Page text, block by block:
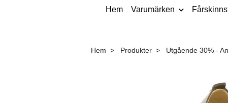
Hem Varumärken
Hem Produkter Utgående 30% -